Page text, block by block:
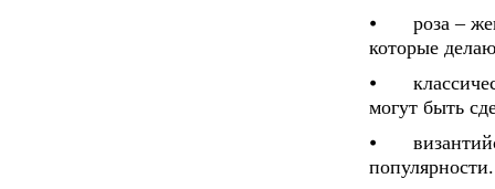
⦁
роза –
которые
⦁
могут быть
⦁